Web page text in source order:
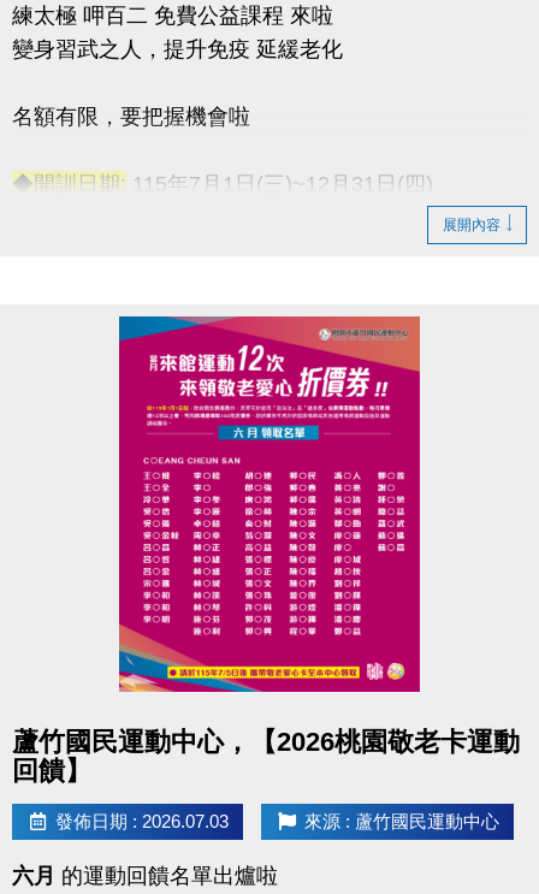
練太極 呷百二 免費公益課程 來啦
變身習武之人，提升免疫 延緩老化
名額有限，要把握機會啦
◆開訓日期: 115年7月1日(三)~12月31日(四)
桃園市蘆竹國民運動中心 三樓綜合球場
-洽詢專線：03-2639066 #115
-官網 :
https://www.lzsports.com.tw/zh_TW/news/pageID/1/
-FB : 桃園市蘆竹國民運動中心
-IG : @luzhusports
展開內容
蘆竹國民運動中心，【2026桃園敬老卡運動
回饋】
發佈日期 : 2026.07.03 來源 : 蘆竹國民運動中心
六月 的運動回饋名單出爐啦